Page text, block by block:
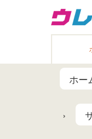
ホー